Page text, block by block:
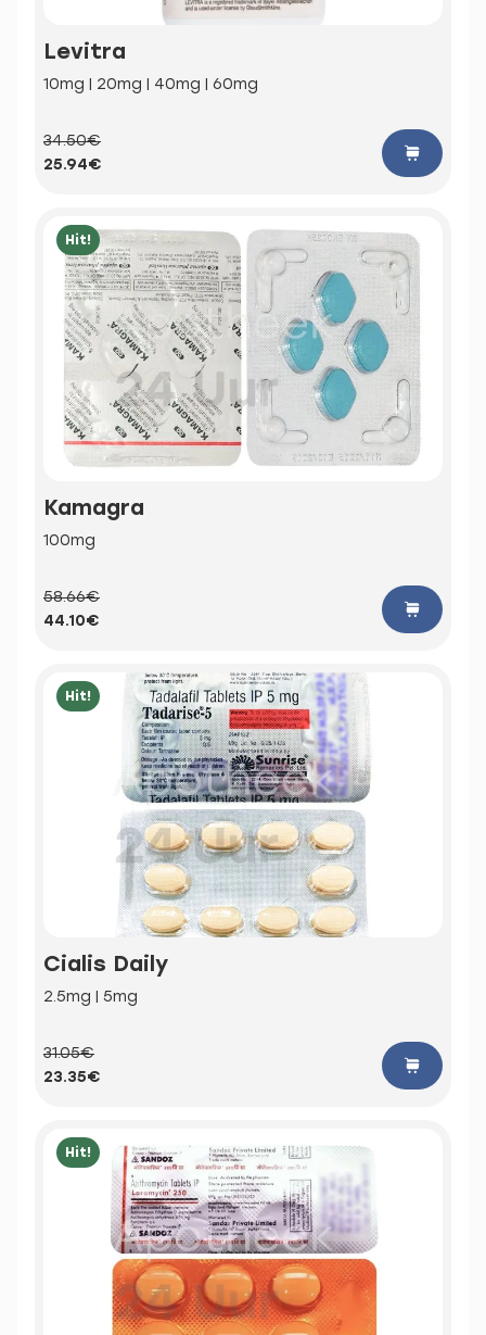
Levitra
10mg | 20mg | 40mg | 60mg
34.50€
25.94€
Hit!
Kamagra
100mg
58.66€
44.10€
Hit!
Cialis Daily
2.5mg | 5mg
31.05€
23.35€
Hit!